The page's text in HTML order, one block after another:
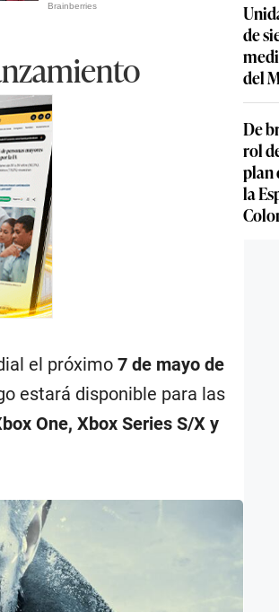
el próximo 7 de mayo de
estará disponible para las
One, Xbox Series S/X y
de
del
De
rol
plan
la